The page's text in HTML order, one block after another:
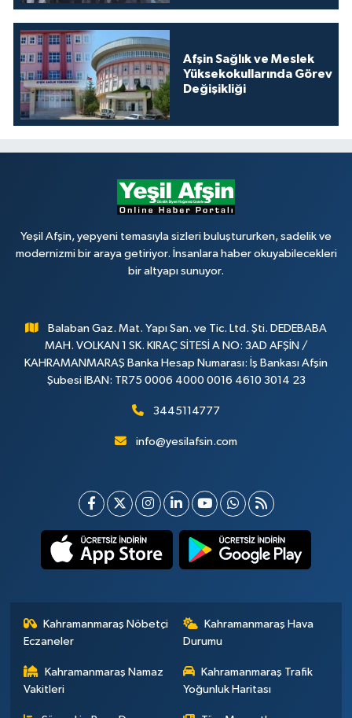
Afşin Sağlık ve Meslek
Yüksekokullarında Görev
Değişikliği
Yeşil Afşin, yepyeni temasıyla sizleri buluştururken, sadelik ve
modernizmi bir araya getiriyor. İnsanlara haber okuyabilecekleri
bir altyapı sunuyor.
Balaban Gaz. Mat. Yapı San. ve Tic. Ltd. Şti. DEDEBABA
MAH. VOLKAN 1 SK. KIRAÇ SİTESİ A NO: 3AD AFŞİN /
KAHRAMANMARAŞ Banka Hesap Numarası: İş Bankası Afşin
Şubesi IBAN: TR75 0006 4000 0016 4610 3014 23
3445114777
info@yesilafsin.com
Kahramanmaraş Nöbetçi
Eczaneler
Kahramanmaraş Hava
Durumu
Kahramanmaraş Namaz
Vakitleri
Kahramanmaraş Trafik
Yoğunluk Haritası